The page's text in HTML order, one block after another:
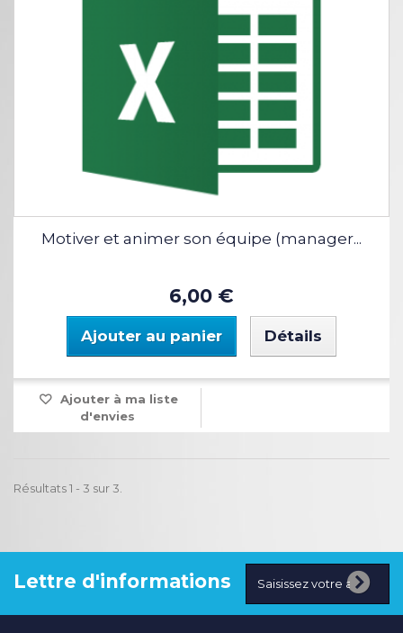
Motiver et animer son équipe (manager...
6,00 €
Ajouter au panier Détails
Ajouter à ma liste
d'envies
Résultats 1 - 3 sur 3.
Lettre d'informations